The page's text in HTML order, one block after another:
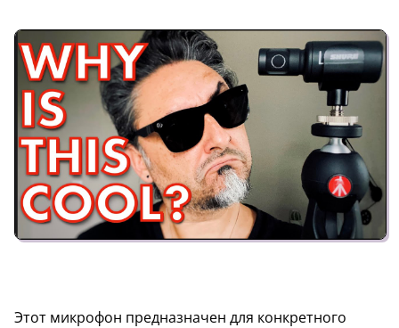
Этот микрофон предназначен для конкретного